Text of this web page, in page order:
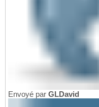
Envoyé par GLDavid